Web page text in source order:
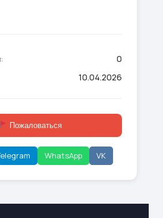
0
10.04.2026
Пожаловаться
WhatsApp VK